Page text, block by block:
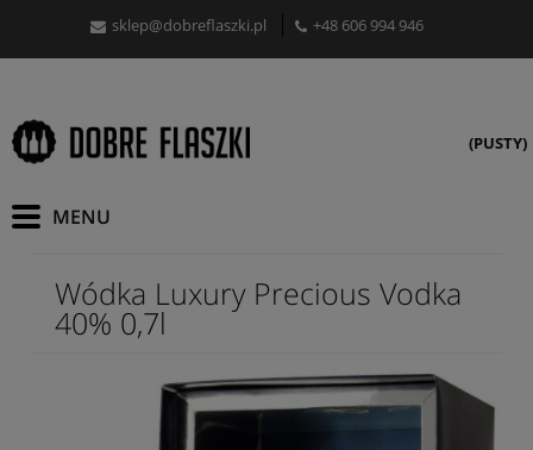
sklep@dobreflaszki.pl +48 606 994 946
(PUSTY)
Wódka Luxury Precious Vodka
40% 0,7l